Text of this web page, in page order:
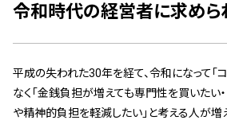
令和時代の経営者に求めら
平成の失われた30年を経て、令和になって「
なく「金銭負担が増えても専門性を買いたい
や精神的負担を軽減したい」と考える人が増